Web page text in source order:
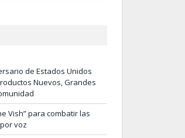
de Estados Unidos
Nuevos, Grandes
Vish” para combatir las
voz